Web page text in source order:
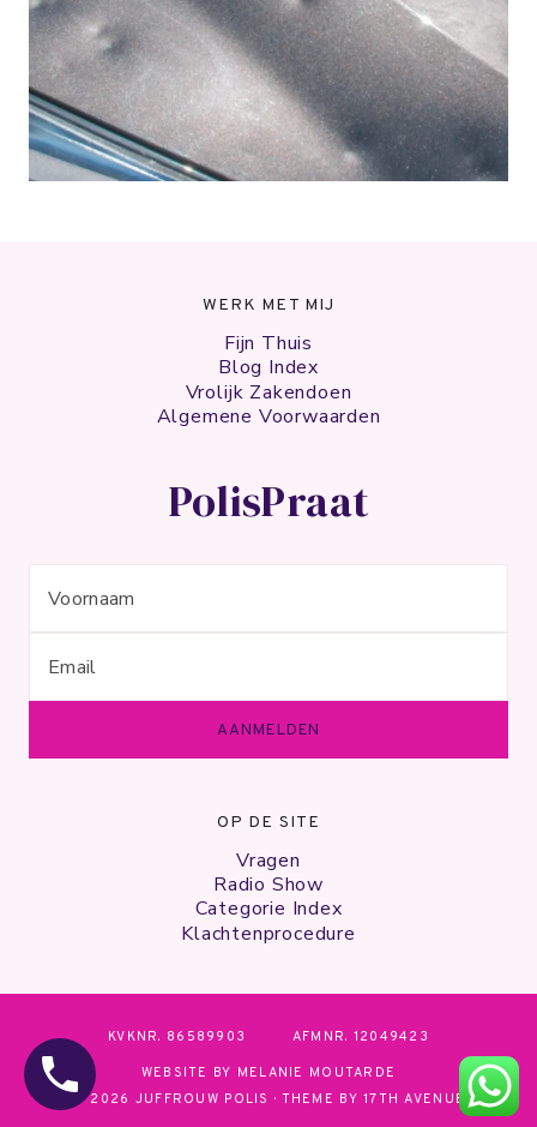
WERK MET MIJ
Fijn Thuis
Blog Index
Vrolijk Zakendoen
Algemene Voorwaarden
PolisPraat
OP DE SITE
Vragen
Radio Show
Categorie Index
Klachtenprocedure
KVKNR. 86589903 AFMNR. 12049423
WEBSITE BY MELANIE MOUTARDE
© 2026 JUFFROUW POLIS · THEME BY17TH AVENUE